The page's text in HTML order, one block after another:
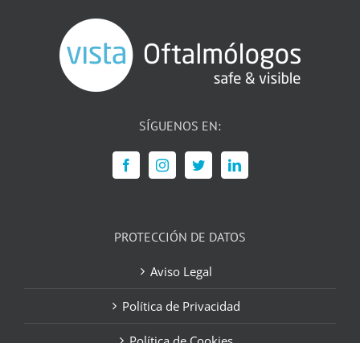
SÍGUENOS EN:
PROTECCIÓN DE DATOS
Aviso Legal
Política de Privacidad